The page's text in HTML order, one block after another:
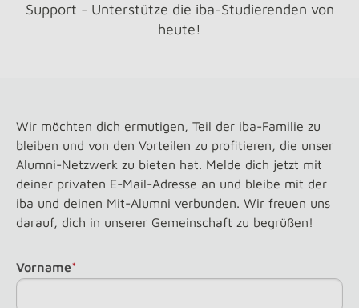
Support - Unterstütze die iba-Studierenden von
heute!
Wir möchten dich ermutigen, Teil der iba-Familie zu
bleiben und von den Vorteilen zu profitieren, die unser
Alumni-Netzwerk zu bieten hat. Melde dich jetzt mit
deiner privaten E-Mail-Adresse an und bleibe mit der
iba und deinen Mit-Alumni verbunden. Wir freuen uns
darauf, dich in unserer Gemeinschaft zu begrüßen!
Vorname*